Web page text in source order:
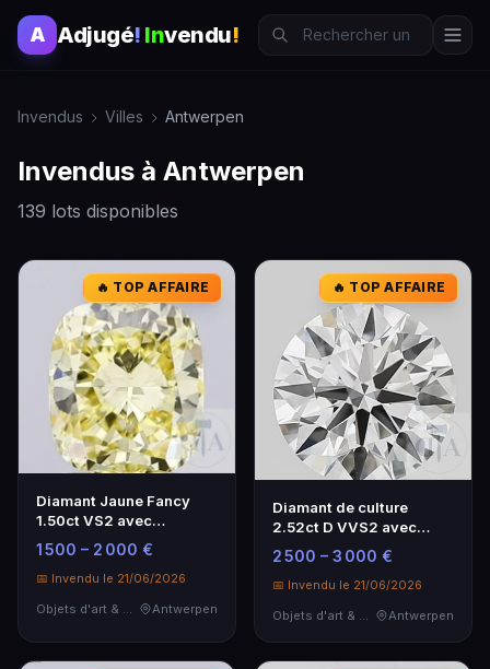
A Adjugé! Invendu!
Invendus Villes Antwerpen
Invendus à Antwerpen
139 lots disponibles
🔥 TOP AFFAIRE
Diamant Jaune Fancy
1.50ct VS2 avec
Certificat IGI
1 500 – 2 000 €
📅 Invendu le 21/06/2026
Objets d'art & Curiosités
Antwerpen
🔥 TOP AFFAIRE
Diamant de culture
2.52ct D VVS2 avec
certificat IGI
2 500 – 3 000 €
📅 Invendu le 21/06/2026
Antwerpen